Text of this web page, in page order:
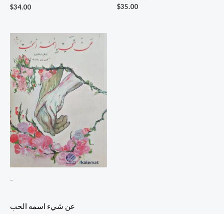
$34.00 $35.00
-
عن شيء اسمه الحب